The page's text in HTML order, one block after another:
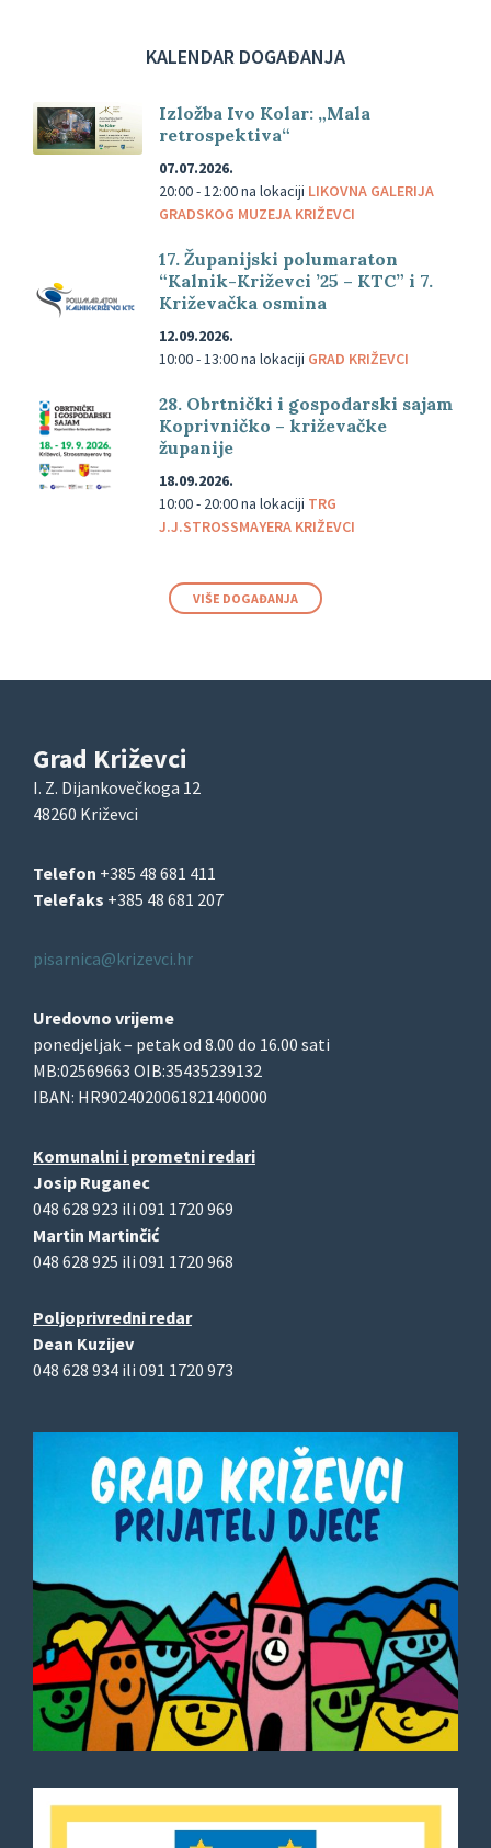
KALENDAR DOGAĐANJA
Izložba Ivo Kolar: „Mala
retrospektiva“
07.07.2026.
20:00 - 12:00na lokaciji LIKOVNA GALERIJA
GRADSKOG MUZEJA KRIŽEVCI
17. Županijski polumaraton
“Kalnik-Križevci ’25 – KTC” i 7.
Križevačka osmina
12.09.2026.
10:00 - 13:00na lokaciji GRAD KRIŽEVCI
28. Obrtnički i gospodarski sajam
Koprivničko – križevačke
županije
18.09.2026.
10:00 - 20:00na lokaciji TRG
J.J.STROSSMAYERA KRIŽEVCI
VIŠE DOGAĐANJA
Grad Križevci
I. Z. Dijankovečkoga 12
48260 Križevci
Telefon +385 48 681 411
Telefaks +385 48 681 207
pisarnica@krizevci.hr
Uredovno vrijeme
ponedjeljak – petak od 8.00 do 16.00 sati
MB:02569663 OIB:35435239132
IBAN: HR9024020061821400000
Komunalni i prometni redari
Josip Ruganec
048 628 923 ili 091 1720 969
Martin Martinčić
048 628 925 ili 091 1720 968
Poljoprivredni redar
Dean Kuzijev
048 628 934 ili 091 1720 973